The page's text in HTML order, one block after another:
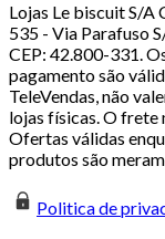
Lojas Le biscuit S/A
535 - Via Parafuso
CEP: 42.800-331.
pagamento são
TeleVendas, não
lojas físicas. O frete
Ofertas válidas
produtos são
Politica de